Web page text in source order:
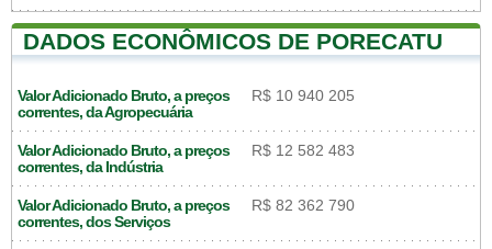
DADOS ECONÔMICOS DE PORECATU
Valor Adicionado Bruto, a preços
correntes, da Agropecuária
R$ 10 940 205
Valor Adicionado Bruto, a preços
correntes, da Indústria
R$ 12 582 483
Valor Adicionado Bruto, a preços
correntes, dos Serviços
R$ 82 362 790